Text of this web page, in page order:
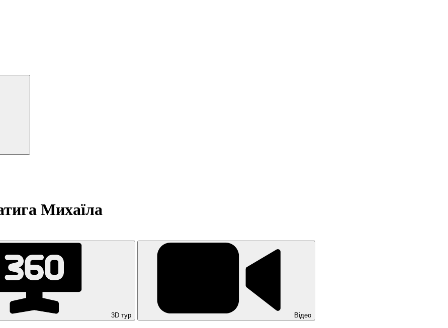
Михаїла
3D тур Відео